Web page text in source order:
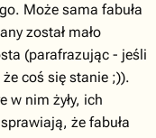
Może sama fabuła
został mało
(parafrazując - jeśli
coś się stanie ;)).
w nim żyły, ich
że fabuła